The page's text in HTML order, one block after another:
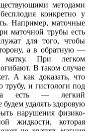
методами
конкретно у
Например, маточные
маточной трубы есть
для того, чтобы
а в обратную —
матку. При легком
В таком случае
А как доказать, что
трубу, и гистологи под
есть — легкий
удалять здоровую
нарушения физико-
жидкости, которая